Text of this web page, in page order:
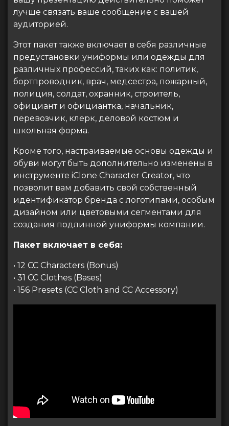
лучше связать ваше сообщение с вашей
аудиторией.
Этот пакет также включает в себя различные
предустановки униформы или одежды для
различных профессий, таких как: политик,
бортпроводник, врач, медсестра, пожарный,
полиция, солдат, охранник, строитель,
официант и официантка, начальник,
перевозчик, клерк, деловой костюм и
школьная форма.
Кроме того, настраиваемые основы одежды и
обуви могут быть дополнительно изменены в
инструменте iClone Character Creator, что
позволит вам добавить свой собственный
идентификатор бренда с логотипами, особым
дизайном или цветовыми сегментами для
создания подлинной униформы компании.
Пакет включает в себя:
• 12 CC Characters (Bonus)
• 31 CC Clothes (Bases)
• 156 Presets (CC Cloth and CC Accessory)